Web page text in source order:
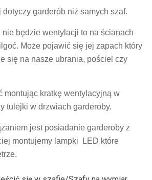
garderób niż samych szaf.
będzie wentylacji to na ścianach
Może pojawić się jej zapach który
się na nasze ubrania, pościel czy
montując kratkę wentylacyjną w
tulejki w drzwiach garderoby.
jest posiadanie garderoby z
montujemy lampki LED które